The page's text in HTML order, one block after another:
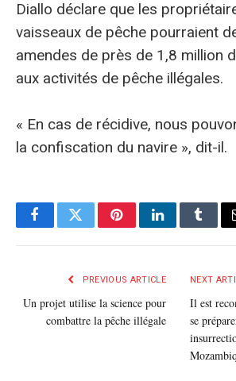
Diallo déclare que les
vaisseaux de pêche pourraient
amendes de près de 1,8 million
aux activités de pêche illégales.
« En cas de récidive, nous
la confiscation du navire », dit-il.
FacebookTwitterPinterestLinkedIn
PREVIOUS ARTICLE
Un projet utilise la science pour
combattre la pêche illégale
NEXT
Il est
se